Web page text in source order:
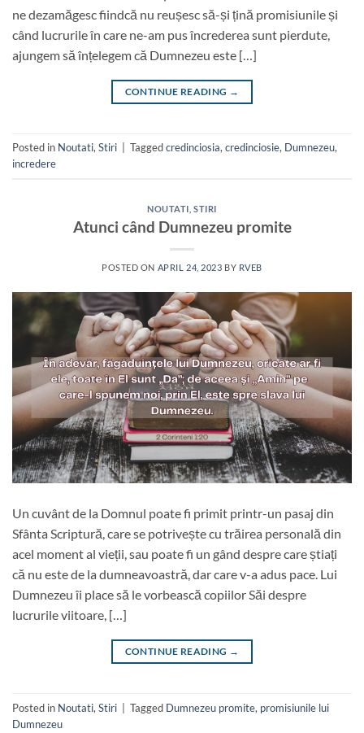
ne dezamăgesc fiindcă nu reușesc să-și țină promisiunile și
când lucrurile în care ne-am pus încrederea sunt pierdute,
ajungem să înțelegem că Dumnezeu este […]
CONTINUE READING →
Posted in Noutati, Stiri Taggedcredinciosia, credinciosie, Dumnezeu,
incredere
NOUTATI ,STIRI
Atunci când Dumnezeu promite
POSTED ON APRIL 24, 2023 BY RVEB
Un cuvânt de la Domnul poate fi primit printr-un pasaj din
Sfânta Scriptură, care se potrivește cu trăirea personală din
acel moment al vieții, sau poate fi un gând despre care știați
că nu este de la dumneavoastră, dar care v-a adus pace. Lui
Dumnezeu îi place să le vorbească copiilor Săi despre
lucrurile viitoare, […]
CONTINUE READING →
Posted in Noutati, Stiri Tagged Dumnezeu promite, promisiunile lui
Dumnezeu